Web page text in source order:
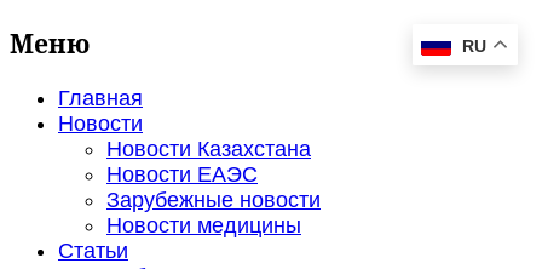
Меню
Главная
Новости
Новости Казахстана
Новости ЕАЭС
Зарубежные новости
Новости медицины
Статьи
RU